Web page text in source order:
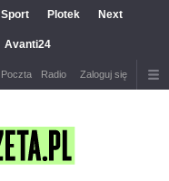
Sport Plotek Next
Avanti24
Poczta Radio Zaloguj się